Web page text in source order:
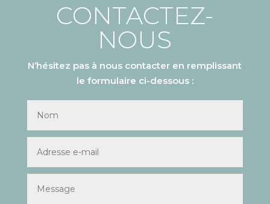
CONTACTEZ-
NOUS
N’hésitez pas à nous contacter en remplissant
le formulaire ci-dessous :